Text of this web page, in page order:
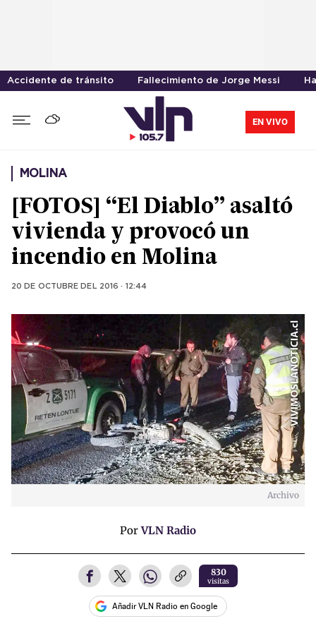
Accidente de tránsito Fallecimiento de Jorge Messi
EN VIVO
MOLINA
[FOTOS] “El Diablo” asaltó
vivienda y provocó un
incendio en Molina
20 DE OCTUBRE DEL 2016 · 12:44
Archivo
PorVLN Radio
830
visitas
Añadir VLN Radio en Google